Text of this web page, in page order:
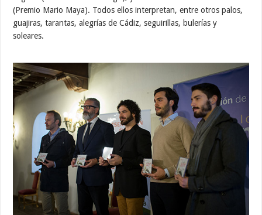
(Premio Mario Maya). Todos ellos interpretan, entre otros palos,
guajiras, tarantas, alegrías de Cádiz, seguirillas, bulerías y
soleares.